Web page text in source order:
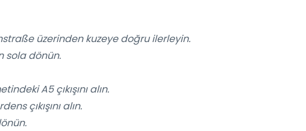
üzerinden kuzeye doğru ilerleyin.
sola dönün.
A5 çıkışını alın.
çıkışını alın.